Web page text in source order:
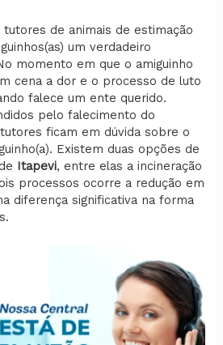
tutores de animais de estimação
um verdadeiro
momento em que o amiguinho
cena a dor e o processo de luto
falece um ente querido.
pelo falecimento do
ficam em dúvida sobre o
Existem duas opções de
Itapevi, entre elas a incineração
processos ocorre a redução em
diferença significativa na forma